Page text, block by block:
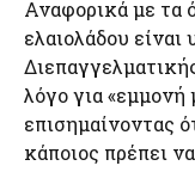
Αναφορικά με τα
ελαιολάδου
λόγο για «εμμονή
επισημαίνοντας
κάποιος πρέπει